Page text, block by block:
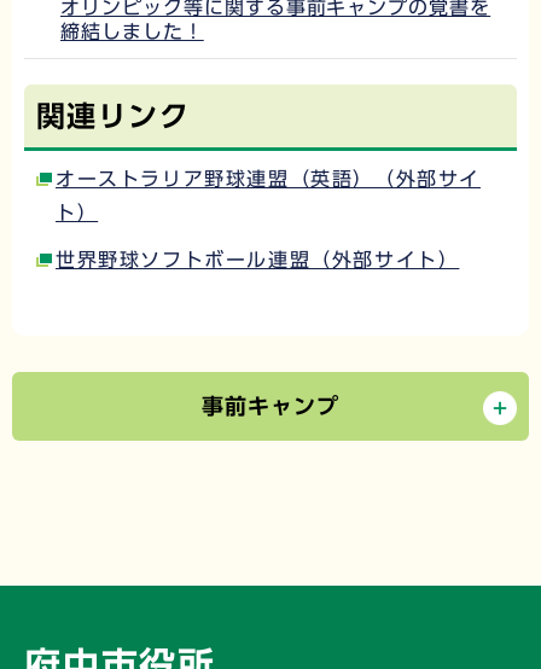
オリンピック等に関する事前キャンプの覚書を
締結しました！
関連リンク
オーストラリア野球連盟（英語）（外部サイ
ト）
世界野球ソフトボール連盟（外部サイト）
事前キャンプ